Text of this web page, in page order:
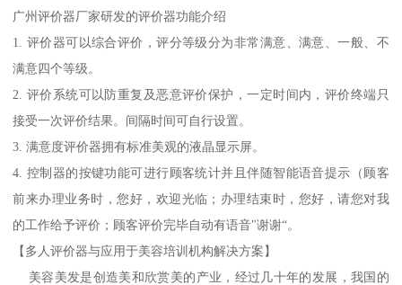
广州评价器厂家研发的评价器功能介绍
1. 评价器可以综合评价，评分等级分为非常满意、满意、一般、不
满意四个等级。
2. 评价系统可以防重复及恶意评价保护，一定时间内，评价终端只
接受一次评价结果。间隔时间可自行设置。
3. 满意度评价器拥有标准美观的液晶显示屏。
4. 控制器的按键功能可进行顾客统计并且伴随智能语音提示（顾客
前来办理业务时，您好，欢迎光临；办理结束时，您好，请您对我
的工作给予评价；顾客评价完毕自动有语音"谢谢“。
【多人评价器与应用于美容培训机构解决方案】
美容美发是创造美和欣赏美的产业，经过几十年的发展，我国的